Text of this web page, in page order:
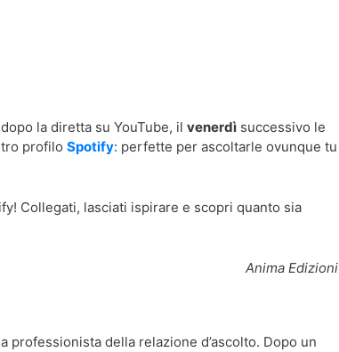
la diretta su YouTube, il venerdì successivo le
profilo Spotify: perfette per ascoltarle ovunque tu
Collegati, lasciati ispirare e scopri quanto sia
Anima Edizioni
della relazione d’ascolto. Dopo un